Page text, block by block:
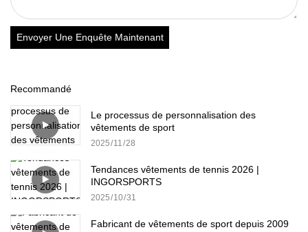
Envoyer Une Enquête Maintenant
Recommandé
Le processus de personnalisation des
vêtements de sport
2025 11 28
Tendances vêtements de tennis 2026 |
INGORSPORTS
2025 10 31
Fabricant de vêtements de sport depuis 2009